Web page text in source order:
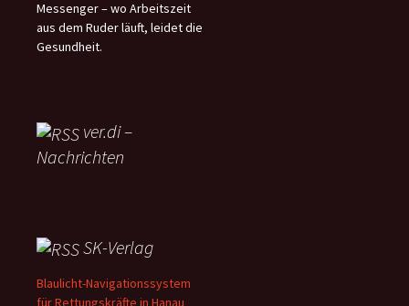
Messenger – wo Arbeitszeit
aus dem Ruder läuft, leidet die
Gesundheit.
ver.di –
Nachrichten
SK-Verlag
Blaulicht-Navigationssystem